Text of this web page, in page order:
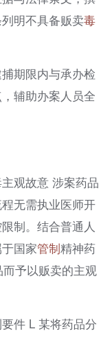
明不具备贩卖毒
期限内与承办检
辅助办案人员全
观故意 涉案药品
无需执业医师开
制。结合普通人
国家管制精神药
予以贩卖的主观
件 L 某将药品分